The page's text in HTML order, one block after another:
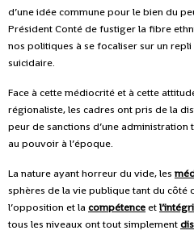
d’une idée commune pour le bien du
Président Conté de fustiger la fibre
nos politiques à se focaliser sur un repli
suicidaire.
Face à cette médiocrité et à cette
régionaliste, les cadres ont pris de la
peur de sanctions d’une administration
au pouvoir à l’époque.
La nature ayant horreur du vide, les
sphères de la vie publique tant du côté
l’opposition et la compétenceet
tous les niveaux ont tout simplement